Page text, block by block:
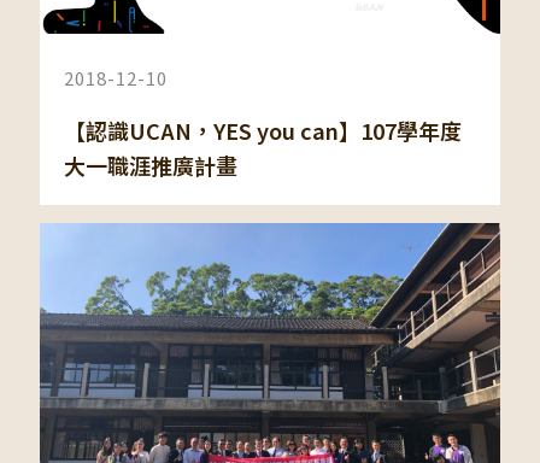
2018-12-10
【認識UCAN，YES you can】107學年度
大一職涯推廣計畫